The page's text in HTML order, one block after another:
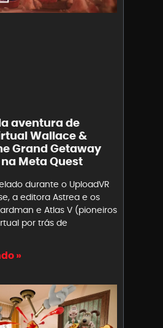
aventura de
Wallace &
Grand Getaway
Meta Quest
durante o UploadVR
a editora Astrea e os
e Atlas V (pioneiros
por trás de
»